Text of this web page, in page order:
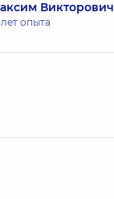
Викторович
опыта